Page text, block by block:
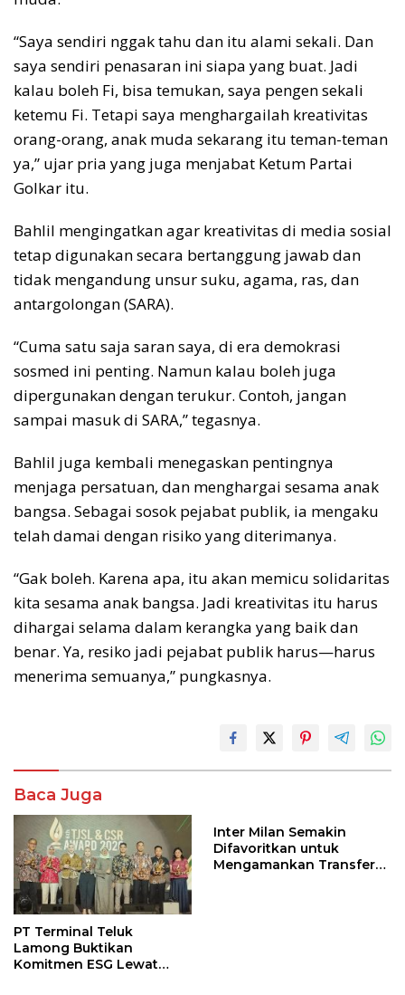
“Saya sendiri nggak tahu dan itu alami sekali. Dan
saya sendiri penasaran ini siapa yang buat. Jadi
kalau boleh Fi, bisa temukan, saya pengen sekali
ketemu Fi. Tetapi saya menghargailah kreativitas
orang-orang, anak muda sekarang itu teman-teman
ya,” ujar pria yang juga menjabat Ketum Partai
Golkar itu.
Bahlil mengingatkan agar kreativitas di media sosial
tetap digunakan secara bertanggung jawab dan
tidak mengandung unsur suku, agama, ras, dan
antargolongan (SARA).
“Cuma satu saja saran saya, di era demokrasi
sosmed ini penting. Namun kalau boleh juga
dipergunakan dengan terukur. Contoh, jangan
sampai masuk di SARA,” tegasnya.
Bahlil juga kembali menegaskan pentingnya
menjaga persatuan, dan menghargai sesama anak
bangsa. Sebagai sosok pejabat publik, ia mengaku
telah damai dengan risiko yang diterimanya.
“Gak boleh. Karena apa, itu akan memicu solidaritas
kita sesama anak bangsa. Jadi kreativitas itu harus
dihargai selama dalam kerangka yang baik dan
benar. Ya, resiko jadi pejabat publik harus—harus
menerima semuanya,” pungkasnya.
Baca Juga
PT Terminal Teluk
Lamong Buktikan
Komitmen ESG Lewat
Inter Milan Semakin
Difavoritkan untuk
Mengamankan Transfer